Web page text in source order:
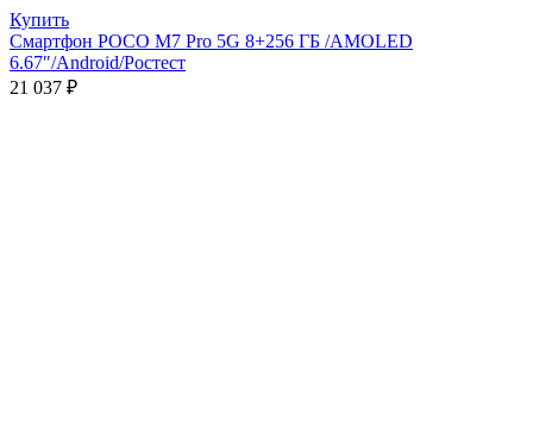
Купить
Смартфон POCO M7 Pro 5G 8+256 ГБ /AMOLED
6.67″/Android/Ростест
21 037 ₽